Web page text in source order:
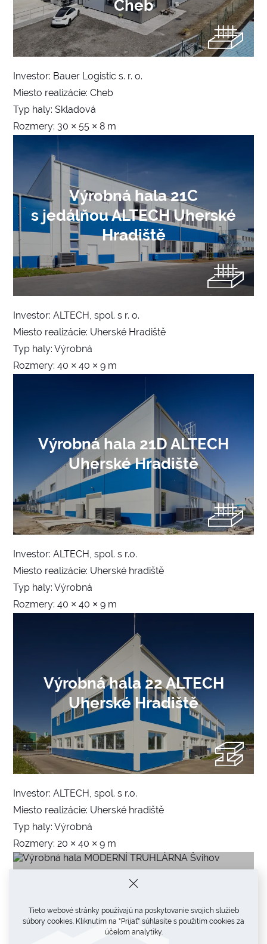
Tieto webové stránky používajú na poskytovanie svojich služieb
súbory cookies. Kliknutím na "Prijať" súhlasíte s použitím cookies za
účelom analytiky.
Cheb
Investor: Bauer Logistic s. r. o.
Miesto realizácie: Cheb
Typ haly: Skladová
Rozmery: 30 × 55 × 8 m
Výrobná hala 21C
s jedálňou ALTECH Uherské
Hradiště
Investor: ALTECH, spol. s r. o.
Miesto realizácie: Uherské Hradiště
Typ haly: Výrobná
Rozmery: 40 × 40 × 9 m
Výrobná hala 21D ALTECH
Uherské Hradiště
Investor: ALTECH, spol. s r.o.
Miesto realizácie: Uherské hradiště
Typ haly: Výrobná
Rozmery: 40 × 40 × 9 m
Výrobná hala 22 ALTECH
Uherské Hradiště
Investor: ALTECH, spol. s r.o.
Miesto realizácie: Uherské hradiště
Typ haly: Výrobná
Rozmery: 20 × 40 × 9 m
Výrobná hala MODERNÍ
TRUHLÁRNA Švihov